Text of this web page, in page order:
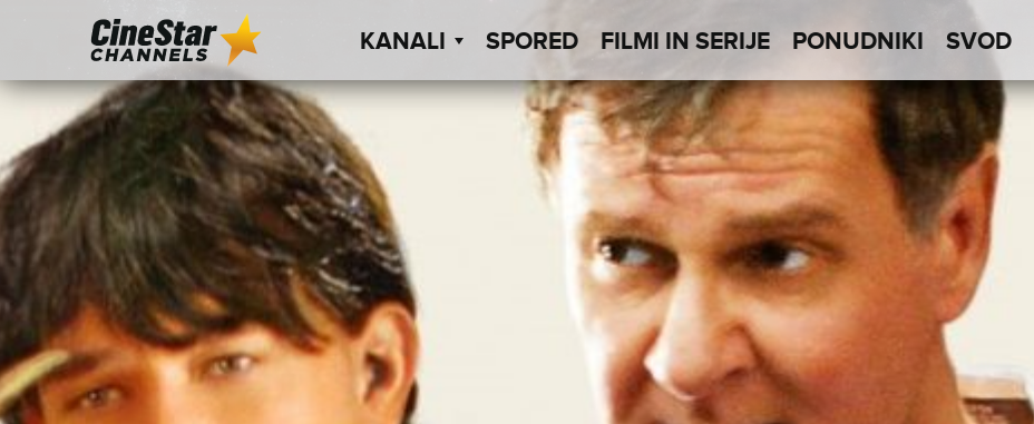
KANALI SPORED FILMI IN SERIJE PONUDNIKI SVOD